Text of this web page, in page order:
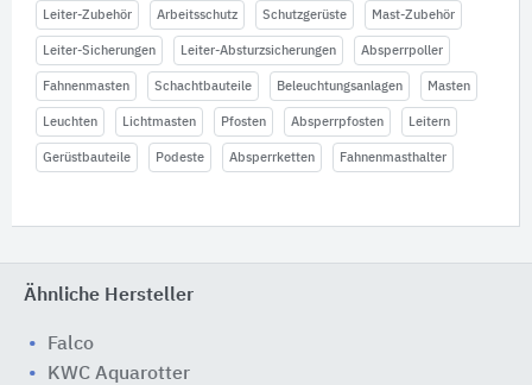
Leiter-Zubehör Arbeitsschutz Schutzgerüste Mast-Zubehör
Leiter-Sicherungen Leiter-Absturzsicherungen Absperrpoller
Fahnenmasten Schachtbauteile Beleuchtungsanlagen Masten
Leuchten Lichtmasten Pfosten Absperrpfosten Leitern
Gerüstbauteile Podeste Absperrketten Fahnenmasthalter
Ähnliche Hersteller
Falco
KWC Aquarotter